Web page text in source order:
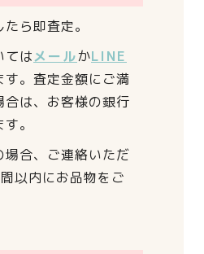
ら即査定。
てはメールかLINE
。 査定金額にご満
は、 お客様の銀行
。
合、 ご連絡いただ
以内にお品物をご